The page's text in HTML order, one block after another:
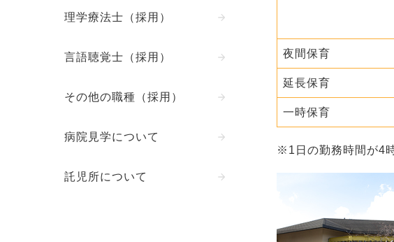
理学療法士（採用）
言語聴覚士（採用）
その他の職種（採用）
病院見学について
託児所について
夜間保育
延長保育
一時保育
※1日の勤務時間が4